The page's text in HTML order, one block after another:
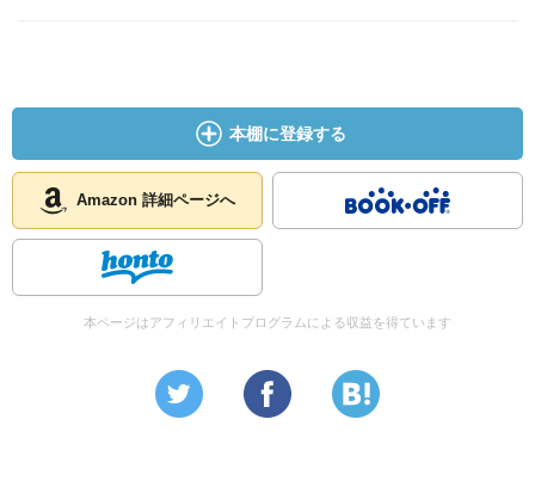
本棚に登録する
Amazon 詳細ページへ
本ページはアフィリエイトプログラムによる収益を得ています